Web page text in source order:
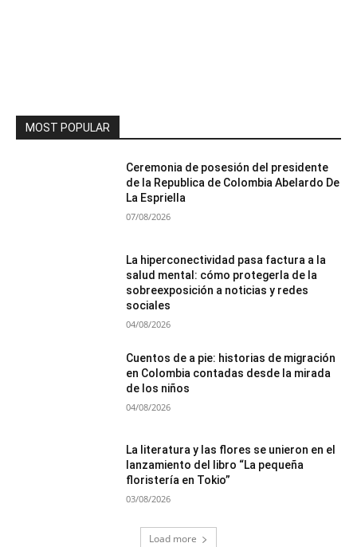
MOST POPULAR
Ceremonia de posesión del presidente
de la Republica de Colombia Abelardo De
La Espriella
07/08/2026
La hiperconectividad pasa factura a la
salud mental: cómo protegerla de la
sobreexposición a noticias y redes
sociales
04/08/2026
Cuentos de a pie: historias de migración
en Colombia contadas desde la mirada
de los niños
04/08/2026
La literatura y las flores se unieron en el
lanzamiento del libro “La pequeña
floristería en Tokio”
03/08/2026
Load more